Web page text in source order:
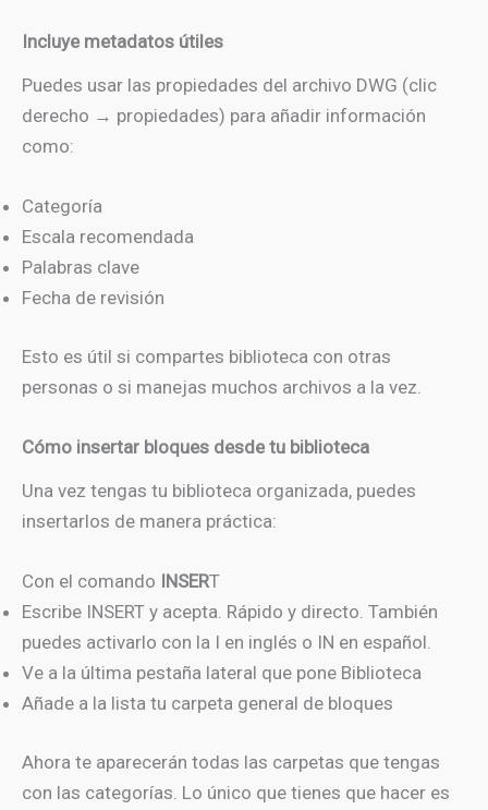
Incluye metadatos útiles
Puedes usar las propiedades del archivo DWG (clic
derecho → propiedades) para añadir información
como:
Categoría
Escala recomendada
Palabras clave
Fecha de revisión
Esto es útil si compartes biblioteca con otras
personas o si manejas muchos archivos a la vez.
Cómo insertar bloques desde tu biblioteca
Una vez tengas tu biblioteca organizada, puedes
insertarlos de manera práctica:
Con el comando INSERT
Escribe INSERT y acepta. Rápido y directo. También
puedes activarlo con la I en inglés o IN en español.
Ve a la última pestaña lateral que pone Biblioteca
Añade a la lista tu carpeta general de bloques
Ahora te aparecerán todas las carpetas que tengas
con las categorías. Lo único que tienes que hacer es